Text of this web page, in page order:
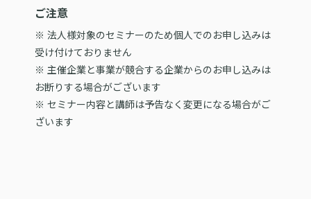
ご注意
※ 法人様対象のセミナーのため個人でのお申し込みは
受け付けておりません
※ 主催企業と事業が競合する企業からのお申し込みは
お断りする場合がございます
※ セミナー内容と講師は予告なく変更になる場合がご
ざいます